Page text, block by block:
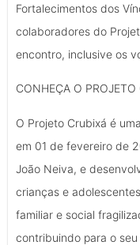
Fortalecimentos dos
colaboradores do
encontro, inclusive os
CONHEÇA O
O Projeto Crubixá é
em 01 de fevereiro de
João Neiva, e
crianças e
familiar e social
contribuindo para o